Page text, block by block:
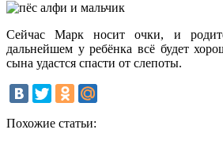
Сейчас Марк носит очки, и
дальнейшем у ребёнка всё будет
сына удастся спасти от слепоты.
Похожие статьи: